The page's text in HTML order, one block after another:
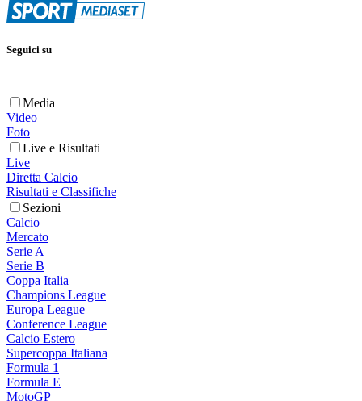
Seguici su
Media
Video
Foto
Live e Risultati
Live
Diretta Calcio
Risultati e Classifiche
Sezioni
Calcio
Mercato
Serie A
Serie B
Coppa Italia
Champions League
Europa League
Conference League
Calcio Estero
Supercoppa Italiana
Formula 1
Formula E
MotoGP